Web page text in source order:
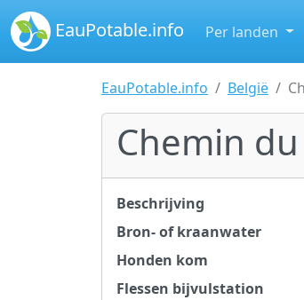
EauPotable.info Per landen
EauPotable.info België
Chemin
Beschrijving
Bron- of kraanwater
Honden kom
Flessen bijvulstation